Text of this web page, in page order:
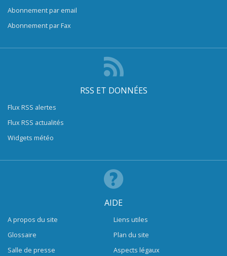
Abonnement par email
Abonnement par Fax
RSS ET DONNÉES
Flux RSS alertes
Flux RSS actualités
Widgets météo
AIDE
A propos du site
Glossaire
Salle de presse
Liens utiles
Plan du site
Aspects légaux